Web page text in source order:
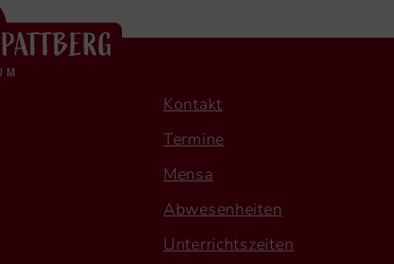
Kontakt
Termine
Mensa
Abwesenheiten
Unterrichtszeiten